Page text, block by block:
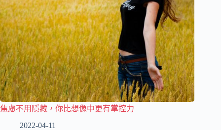
焦慮不用隱藏，你比想像中更有掌控力
2022-04-11